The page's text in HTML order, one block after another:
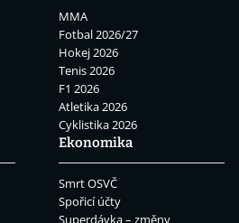
MMA
Fotbal 2026/27
Hokej 2026
Tenis 2026
F1 2026
Atletika 2026
Cyklistika 2026
Ekonomika
Smrt OSVČ
Spořicí účty
Superdávka – změny